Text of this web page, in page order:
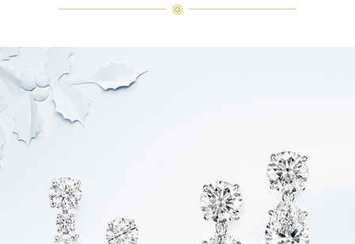
高品質のダイヤモンド及びジェムス
め、同製品間においてカラットおよ
び石数、クオリティ等が僅かに異な
クライアントインフォメーションま